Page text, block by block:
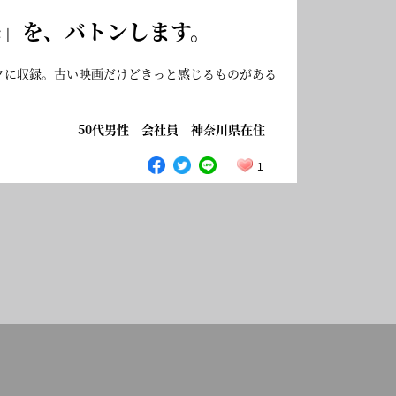
」を、バトンします。
収録。古い映画だけどきっと感じるものがある
50代男性 会社員 神奈川県在住
1